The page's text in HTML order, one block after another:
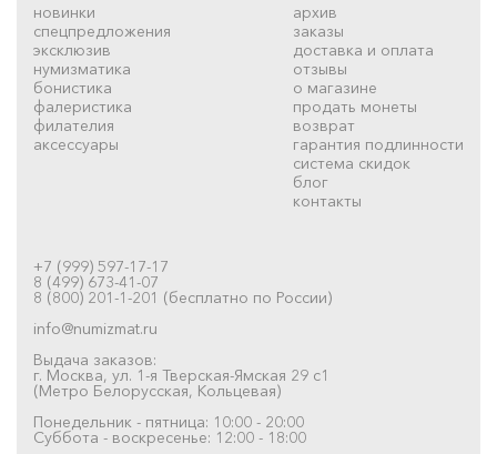
новинки
спецпредложения
эксклюзив
нумизматика
бонистика
фалеристика
филателия
аксессуары
архив
заказы
доставка и оплата
отзывы
о магазине
продать монеты
возврат
гарантия подлинности
система скидок
блог
контакты
+7 (999) 597-17-17
8 (499) 673-41-07
8 (800) 201-1-201 (бесплатно по России)
info@numizmat.ru
Выдача заказов:
г. Москва, ул. 1-я Тверская-Ямская 29 с1
(Метро Белорусская, Кольцевая)
Понедельник - пятница: 10:00 - 20:00
Суббота - воскресенье: 12:00 - 18:00